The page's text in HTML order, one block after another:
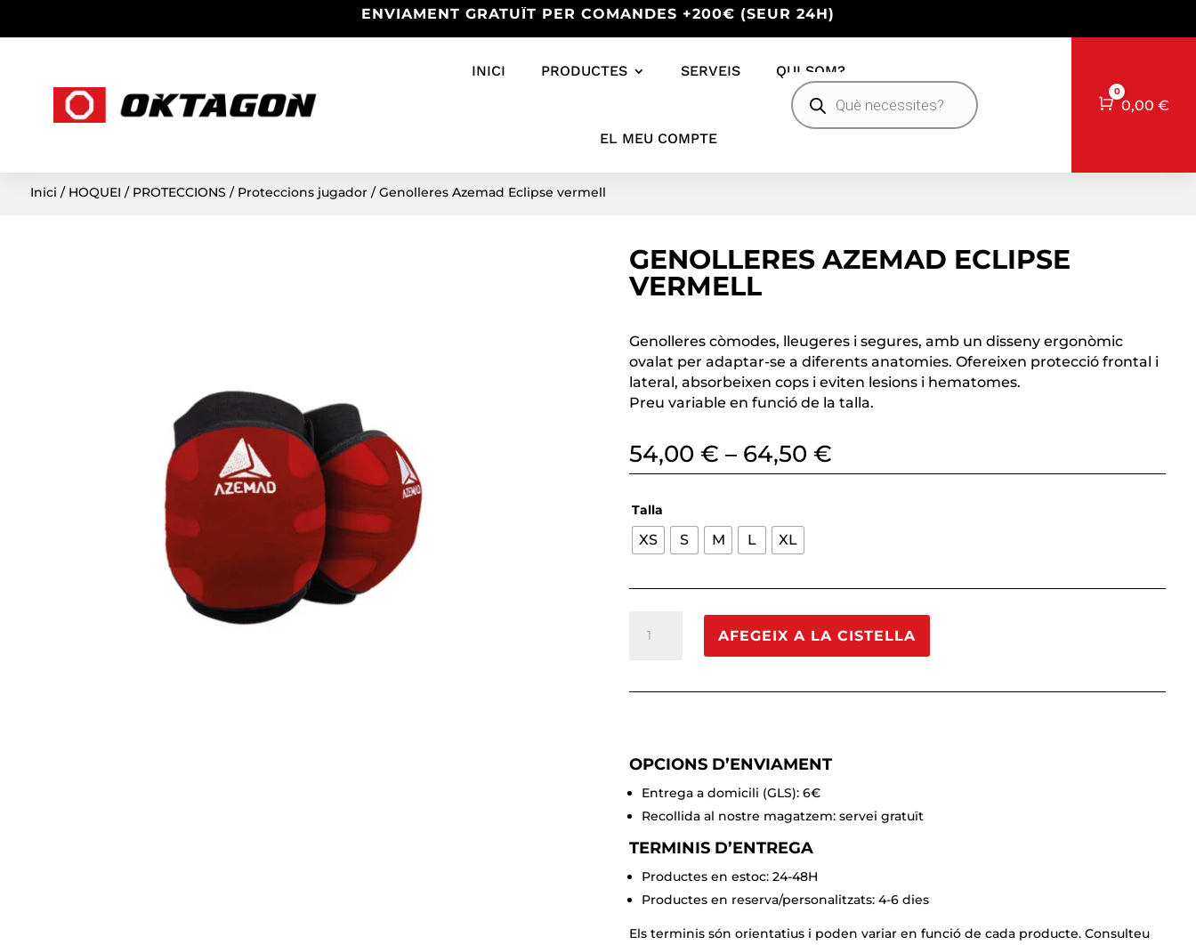
ENVIAMENT GRATUÏT PER COMANDES +200€ (SEUR 24H)
INICI PRODUCTES SERVEIS QUI SOM?
EL MEU COMPTE
Products
search Cart
0
0,00 €
Inici / HOQUEI / PROTECCIONS / Proteccions jugador/ Genolleres Azemad Eclipse vermell
GENOLLERES AZEMAD ECLIPSE
VERMELL
Genolleres còmodes, lleugeres i segures, amb un disseny ergonòmic
ovalat per adaptar-se a diferents anatomies. Ofereixen protecció frontal i
lateral, absorbeixen cops i eviten lesions i hematomes.
Preu variable en funció de la talla.
54,00€ – 64,50€
de
Talla
XS S M L XL
AFEGEIX A LA CISTELLA
OPCIONS D’ENVIAMENT
Entrega a domicili (GLS): 6€
Recollida al nostre magatzem: servei gratuït
TERMINIS D’ENTREGA
Productes en estoc: 24-48H
Productes en reserva/personalitzats: 4-6 dies
Els terminis són orientatius i poden variar en funció de cada producte. Consulteu